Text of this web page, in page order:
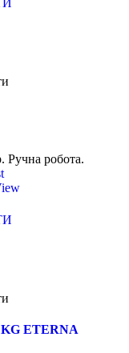
Ручна робота.
ETERNA